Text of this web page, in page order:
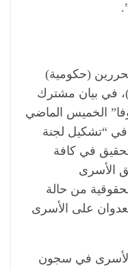
(حكومية)
في بيان مشترك
الخميس الماضي
في “تشكيل لجنة
في كافة
الأسرى
من حالة
على الأسرى
في سجون